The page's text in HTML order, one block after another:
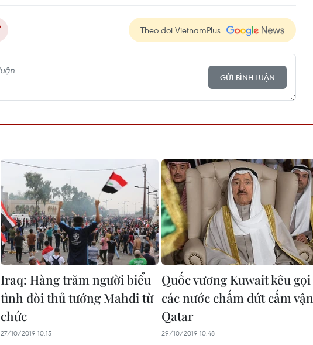
Theo dõi VietnamPlus
GỬI BÌNH LUẬN
Iraq: Hàng trăm người biểu
tình đòi thủ tướng Mahdi từ
chức
27/10/2019 10:15
Quốc vương Kuwait kêu gọi
các nước chấm dứt cấm vận
Qatar
29/10/2019 10:48